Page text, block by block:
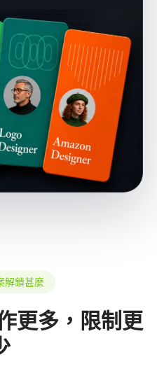
解鎖甚麼
更多，限制更